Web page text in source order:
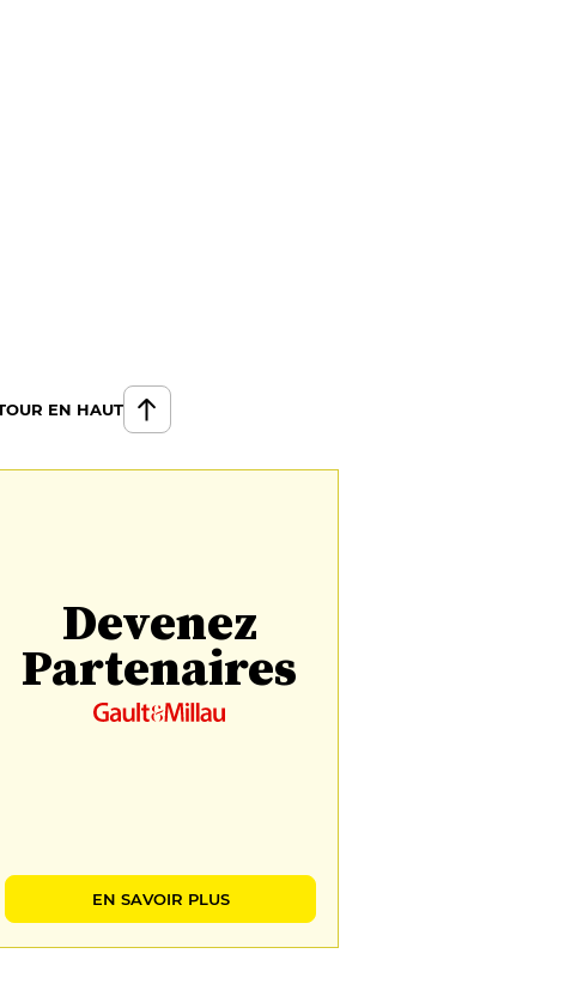
EN HAUT
Devenez
Partenaires
EN SAVOIR PLUS